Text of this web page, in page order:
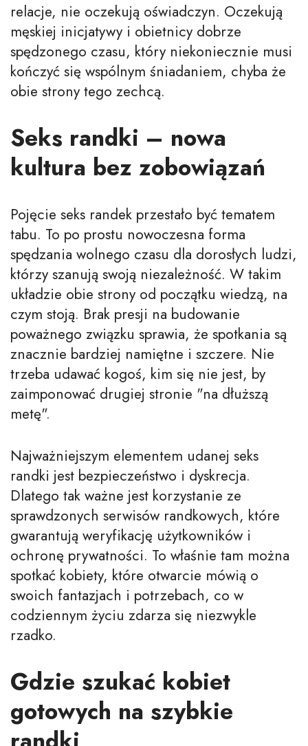
relacje, nie oczekują oświadczyn. Oczekują
męskiej inicjatywy i obietnicy dobrze
spędzonego czasu, który niekoniecznie musi
kończyć się wspólnym śniadaniem, chyba że
obie strony tego zechcą.
Seks randki – nowa
kultura bez zobowiązań
Pojęcie seks randek przestało być tematem
tabu. To po prostu nowoczesna forma
spędzania wolnego czasu dla dorosłych ludzi,
którzy szanują swoją niezależność. W takim
układzie obie strony od początku wiedzą, na
czym stoją. Brak presji na budowanie
poważnego związku sprawia, że spotkania są
znacznie bardziej namiętne i szczere. Nie
trzeba udawać kogoś, kim się nie jest, by
zaimponować drugiej stronie "na dłuższą
metę".
Najważniejszym elementem udanej seks
randki jest bezpieczeństwo i dyskrecja.
Dlatego tak ważne jest korzystanie ze
sprawdzonych serwisów randkowych, które
gwarantują weryfikację użytkowników i
ochronę prywatności. To właśnie tam można
spotkać kobiety, które otwarcie mówią o
swoich fantazjach i potrzebach, co w
codziennym życiu zdarza się niezwykle
rzadko.
Gdzie szukać kobiet
gotowych na szybkie